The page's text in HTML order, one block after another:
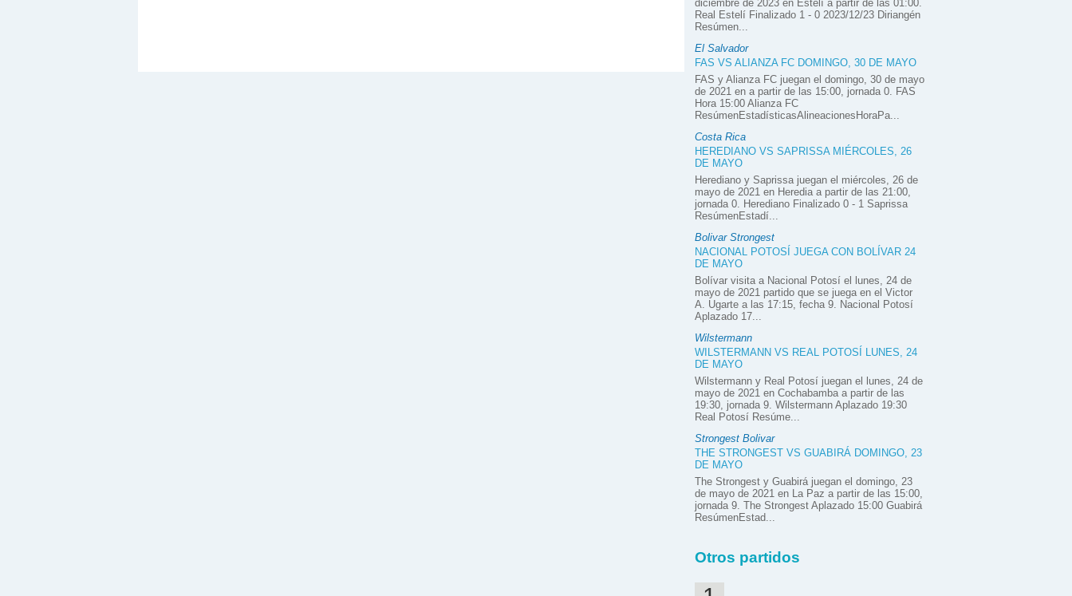
diciembre de 2023 en Estelí a partir de las 01:00.
Real Estelí Finalizado 1 - 0 2023/12/23 Diriangén
Resúmen...
El Salvador
FAS VS ALIANZA FC DOMINGO, 30 DE MAYO
FAS y Alianza FC juegan el domingo, 30 de mayo
de 2021 en a partir de las 15:00, jornada 0. FAS
Hora 15:00 Alianza FC
ResúmenEstadísticasAlineacionesHoraPa...
Costa Rica
HEREDIANO VS SAPRISSA MIÉRCOLES, 26
DE MAYO
Herediano y Saprissa juegan el miércoles, 26 de
mayo de 2021 en Heredia a partir de las 21:00,
jornada 0. Herediano Finalizado 0 - 1 Saprissa
ResúmenEstadí...
Bolivar Strongest
NACIONAL POTOSÍ JUEGA CON BOLÍVAR 24
DE MAYO
Bolívar visita a Nacional Potosí el lunes, 24 de
mayo de 2021 partido que se juega en el Victor
A. Ugarte a las 17:15, fecha 9. Nacional Potosí
Aplazado 17...
Wilstermann
WILSTERMANN VS REAL POTOSÍ LUNES, 24
DE MAYO
Wilstermann y Real Potosí juegan el lunes, 24 de
mayo de 2021 en Cochabamba a partir de las
19:30, jornada 9. Wilstermann Aplazado 19:30
Real Potosí Resúme...
Strongest Bolivar
THE STRONGEST VS GUABIRÁ DOMINGO, 23
DE MAYO
The Strongest y Guabirá juegan el domingo, 23
de mayo de 2021 en La Paz a partir de las 15:00,
jornada 9. The Strongest Aplazado 15:00 Guabirá
ResúmenEstad...
Otros partidos